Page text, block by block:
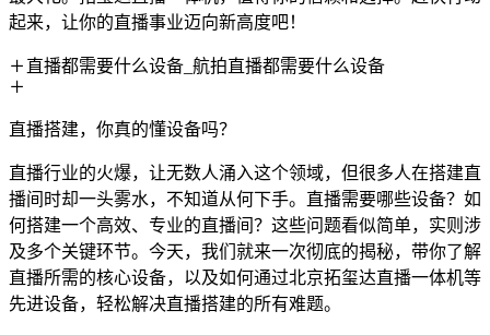
起来，让你的直播事业迈向新高度吧！
直播都需要什么设备_航拍直播都需要什么设备
直播搭建，你真的懂设备吗？
直播行业的火爆，让无数人涌入这个领域，但很多人在搭建直
播间时却一头雾水，不知道从何下手。直播需要哪些设备？如
何搭建一个高效、专业的直播间？这些问题看似简单，实则涉
及多个关键环节。今天，我们就来一次彻底的揭秘，带你了解
直播所需的核心设备，以及如何通过北京拓玺达直播一体机等
先进设备，轻松解决直播搭建的所有难题。